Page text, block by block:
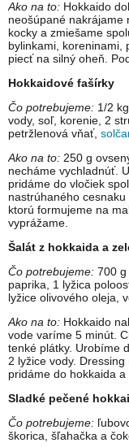
Ako na to: Hokkaido
neošúpané nakrájame
kocky a zmiešame
bylinkami, koreninami,
piecť na silný oheň.
Hokkaidové fašírky
Čo potrebujeme: 1/2
vody, soľ, korenie, 2
petržlenová vňať,
Ako na to: 250 g
necháme vychladnúť.
pridáme do vločiek
nastrúhaného
ktorú formujeme na
vyprážame.
Šalát z hokkaida a
Čo potrebujeme: 700 g
paprika, 1 lyžica
lyžice olivového oleja,
Ako na to: Hokkaido
vode varíme 5 minút.
tenké plátky. Urobíme
2 lyžice vody.
pridáme do hokkaida
Sladké pečené
Čo potrebujeme:
škorica, šľahačka a